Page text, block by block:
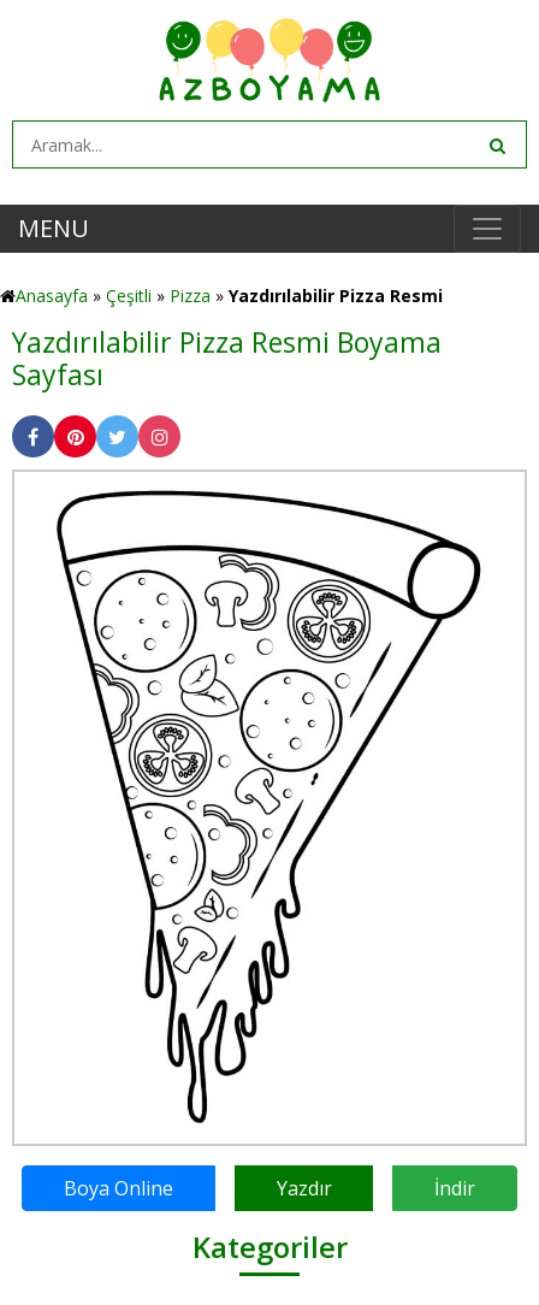
MENU
Anasayfa » Çeşitli » Pizza » Yazdırılabilir Pizza Resmi
Yazdırılabilir Pizza Resmi Boyama
Sayfası
Boya Online Yazdır İndir
Kategoriler